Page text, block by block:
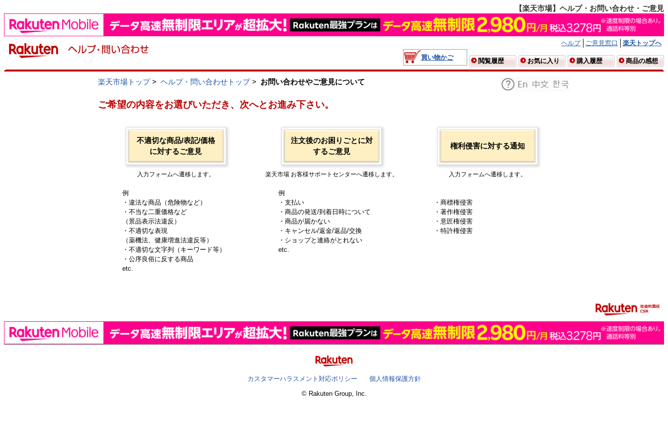
【楽天市場】ヘルプ・お問い合わせ・ご意見
ヘルプ ご意見窓口
楽天トップへ
買い物かご
閲覧履歴 お気に入り 購入履歴 商品の感想
楽天市場トップ> ヘルプ・問い合わせトップ> お問い合わせやご意見について
ご希望の内容をお選びいただき、次へとお進み下さい。
不適切な商品/表記/価格
に対するご意見
入力フォームへ遷移します。
例
・違法な商品（危険物など）
・不当な二重価格など
（景品表示法違反）
・不適切な表現
（薬機法、健康増進法違反等）
・不適切な文字列（キーワード等）
・公序良俗に反する商品
etc.
注文後のお困りごとに対
するご意見
楽天市場 お客様サポートセンターへ遷移します。
例
・支払い
・商品の発送/到着日時について
・商品が届かない
・キャンセル/返金/返品/交換
・ショップと連絡がとれない
etc.
権利侵害に対する通知
入力フォームへ遷移します。
・商標権侵害
・著作権侵害
・意匠権侵害
・特許権侵害
カスタマーハラスメント対応ポリシー
個人情報保護方針
© Rakuten Group, Inc.